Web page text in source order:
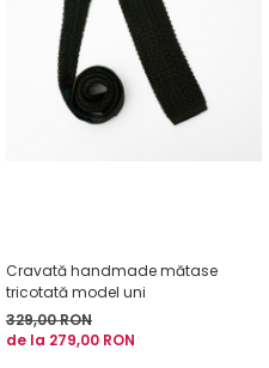
Cravată handmade mătase
tricotată model uni
329,00 RON
de la 279,00 RON